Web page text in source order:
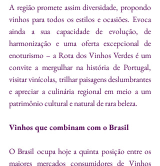
A região promete assim diversidade, propondo
vinhos para todos os estilos e ocasiões. Evoca
ainda a sua capacidade de evolução, de
harmonização e uma oferta excepcional de
enoturismo – a Rota dos Vinhos Verdes é um
convite a mergulhar na história de Portugal,
visitar vinícolas, trilhar paisagens deslumbrantes
e apreciar a culinária regional em meio a um
patrimônio cultural e natural de rara beleza.
Vinhos que combinam com o Brasil
O Brasil ocupa hoje a quinta posição entre os
maiores mercados consumidores de Vinhos